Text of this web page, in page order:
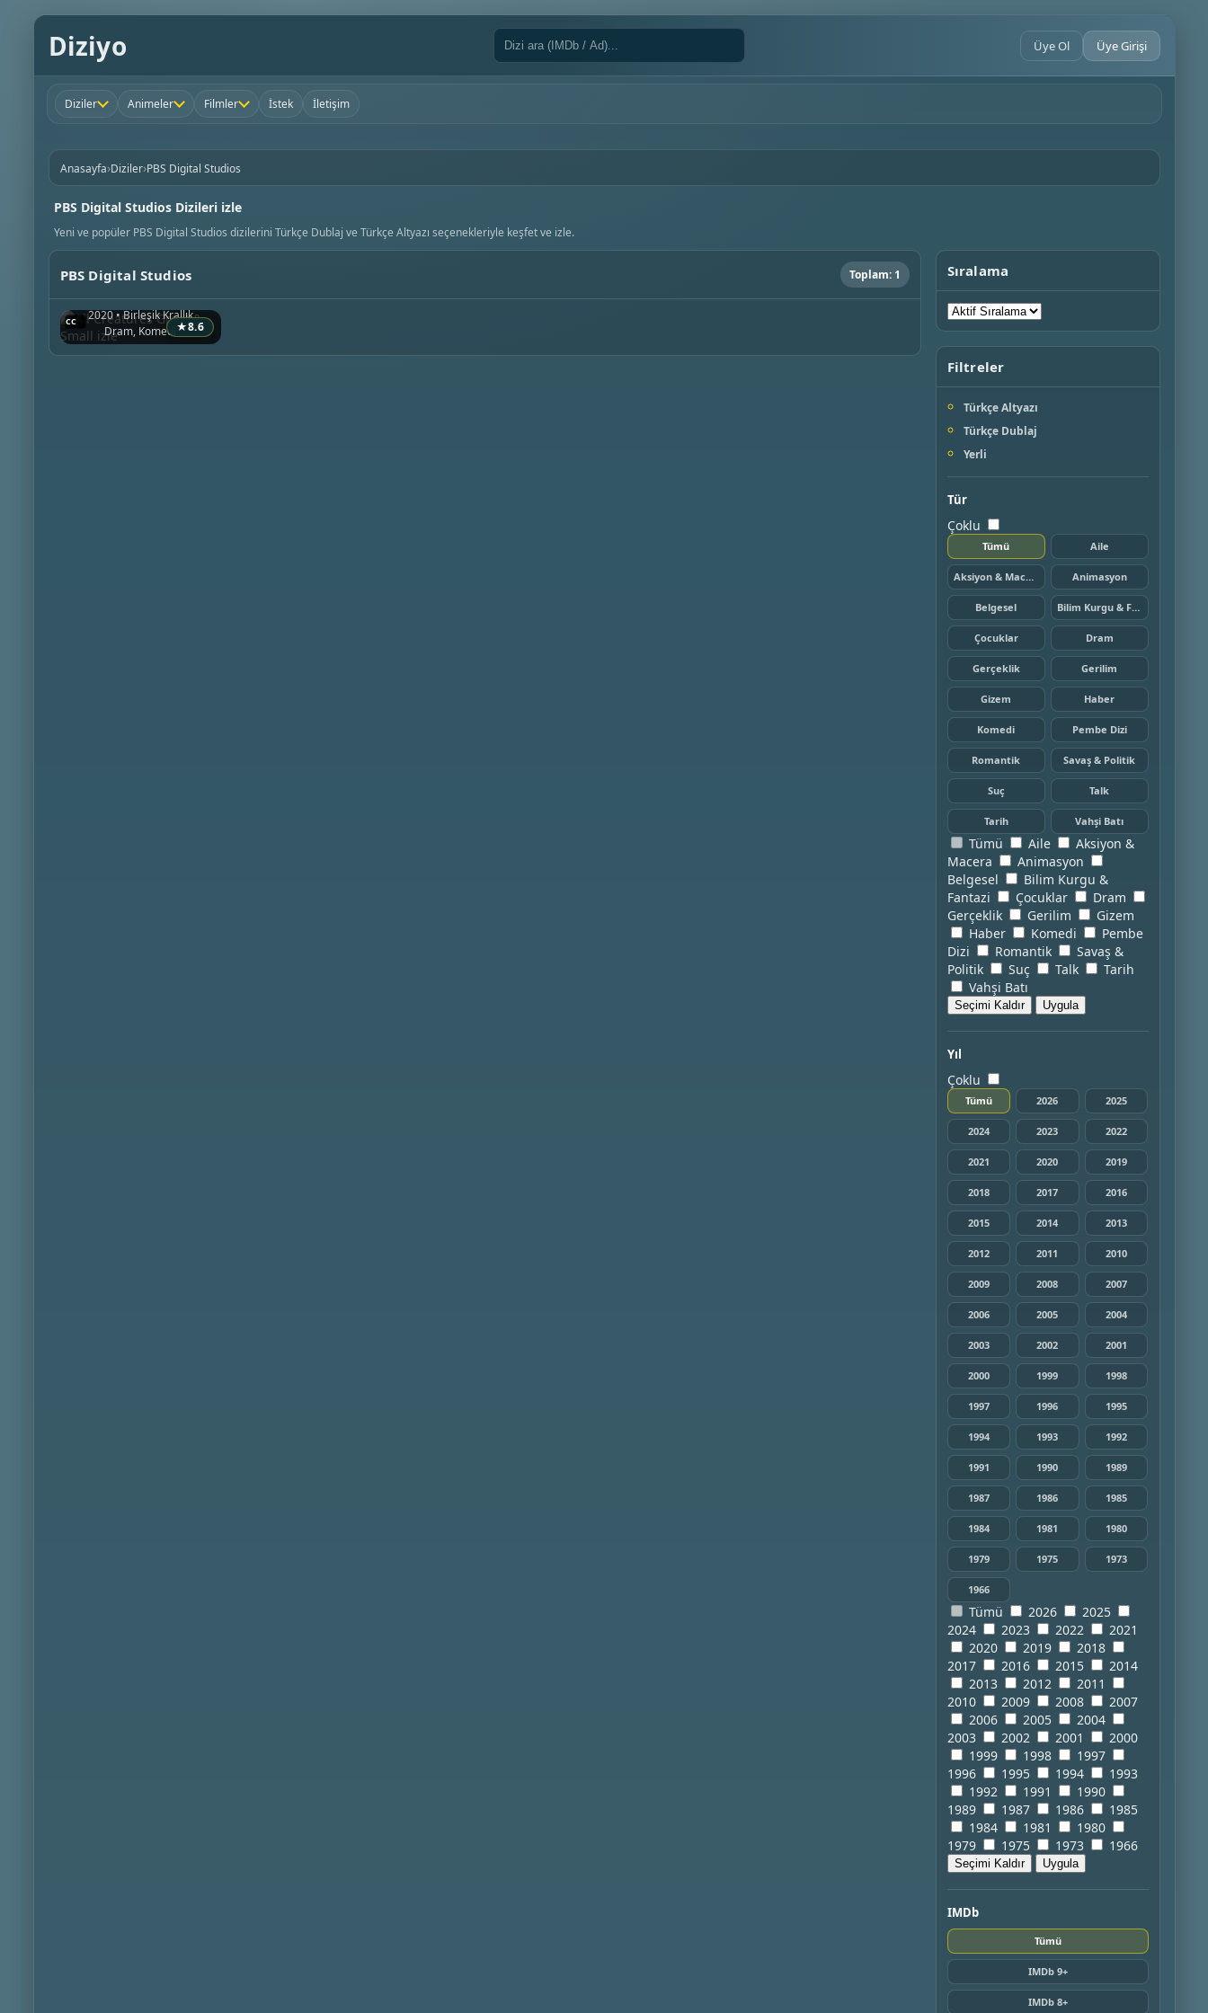
Diziyo Üye Ol Üye Girişi
Diziler Animeler Filmler İstek İletişim
Anasayfa›Diziler›PBS Digital Studios
PBS Digital Studios Dizileri izle
Yeni ve popüler PBS Digital Studios dizilerini Türkçe Dublaj ve Türkçe Altyazı seçenekleriyle keşfet ve izle.
PBS Digital Studios Toplam: 1
★8.6
All Creatures Great & Small
2020 • Birleşik Krallık
Dram, Komedi
Sıralama
Filtreler
Türkçe Altyazı
Türkçe Dublaj
Yerli
Tür
Çoklu
Tümü Aile
Aksiyon & Macera Animasyon
Belgesel Bilim Kurgu & Fantazi
Çocuklar Dram
Gerçeklik Gerilim
Gizem Haber
Komedi Pembe Dizi
Romantik Savaş & Politik
Suç Talk
Tarih Vahşi Batı
Tümü Aile
Aksiyon &
Macera
Animasyon
Belgesel
Bilim Kurgu &
Fantazi
Çocuklar
Dram
Gerçeklik
Gerilim
Gizem
Haber
Komedi
Pembe
Dizi
Romantik
Savaş &
Politik
Suç Talk
Tarih
Vahşi Batı
Seçimi Kaldır Uygula
Yıl
Çoklu
Tümü 2026 2025
2024 2023 2022
2021 2020 2019
2018 2017 2016
2015 2014 2013
2012 2011 2010
2009 2008 2007
2006 2005 2004
2003 2002 2001
2000 1999 1998
1997 1996 1995
1994 1993 1992
1991 1990 1989
1987 1986 1985
1984 1981 1980
1979 1975 1973
1966
Tümü 2026
2025
2024
2023 2022
2021
2020
2019
2018
2017
2016 2015
2014
2013
2012
2011
2010
2009 2008
2007
2006
2005
2004
2003
2002 2001
2000
1999
1998
1997
1996
1995 1994
1993
1992
1991
1990
1989
1987 1986
1985
1984
1981
1980
1979
1975 1973 1966
Seçimi Kaldır Uygula
IMDb
Tümü
IMDb 9+
IMDb 8+